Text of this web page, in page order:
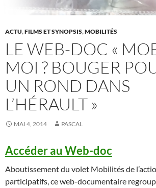
ACTU,FILMS ET SYNOPSIS,MOBILITÉS
LE WEB-DOC «
MOI ? BOUGER
UN ROND DANS
L’HÉRAULT »
MAI 4, 2014 PASCAL
Accéder au Web-doc
Aboutissement du volet Mobilités de
participatifs, ce web-documentaire